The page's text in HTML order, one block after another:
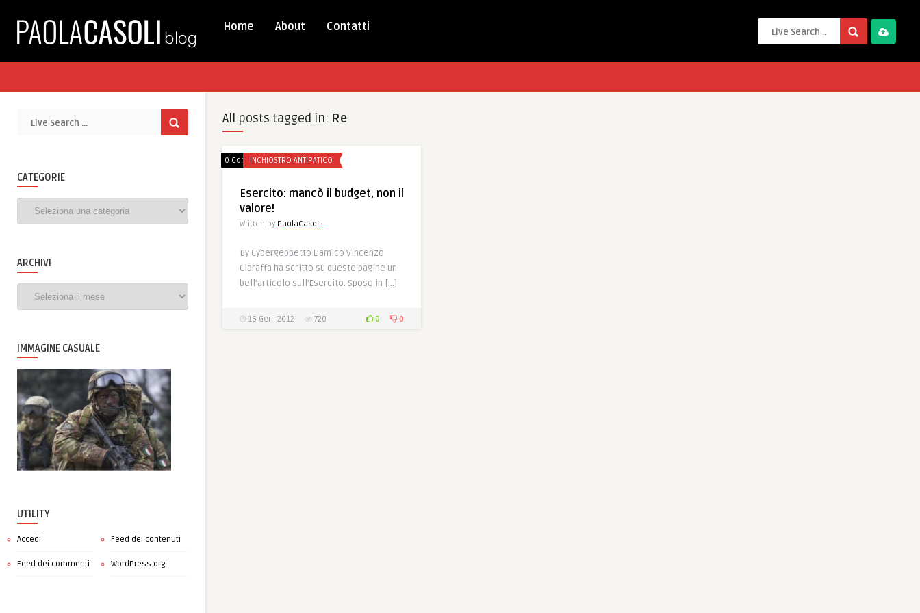
Home About Contatti
CATEGORIE
ARCHIVI
IMMAGINE CASUALE
UTILITY
Accedi Feed dei contenuti
Feed dei commenti WordPress.org
All posts tagged in: Re
0 CommentsINCHIOSTRO ANTIPATICO
Esercito: mancò il budget, non il
valore!
Written by PaolaCasoli
By Cybergeppetto L’amico Vincenzo
Ciaraffa ha scritto su queste pagine un
bell’articolo sull’Esercito. Sposo in […]
16 Gen, 2012 720 0 0